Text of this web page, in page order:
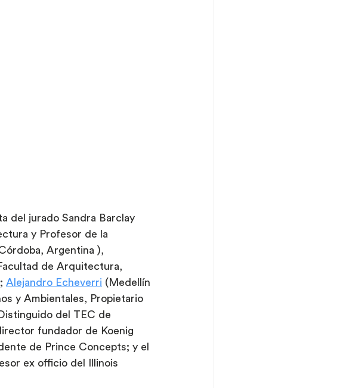
del jurado Sandra Barclay
y Profesor de la
Argentina ),
de Arquitectura,
Alejandro Echeverri (Medellín
y Ambientales, Propietario
del TEC de
fundador de Koenig
de Prince Concepts; y el
ex officio del Illinois